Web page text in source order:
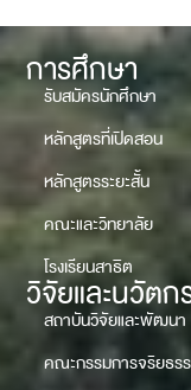
การศึกษา
รับสมัครนักศึกษา
หลักสูตรที่เปิดสอน
หลักสูตรระยะสั้น
คณะและวิทยาลัย
โรงเรียนสาธิต
วิจัยและนวัตก
สถาบันวิจัยและพัฒนา
คณะกรรมการจริยธร